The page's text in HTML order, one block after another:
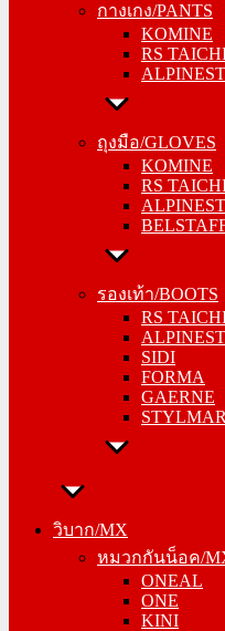
กางเกง/PANTS
KOMINE
RS
ถุงมือ/GLOVES
KOMINE
RS
รองเท้า/BOOTS
RS
SIDI
FORMA
GAERNE
วิบาก/MX
หมวกกันน็อค/
ONEAL
ONE
KINI
RS TAICHI
ถุงมือ/GLOVES
RS TAICHI
รองเท้า/BOOTS
SIDI
FORMA
GAERNE
วิบาก/MX
ONE
KINI